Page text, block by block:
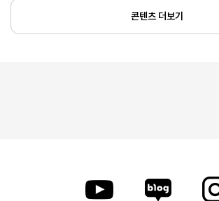
콘텐츠 더보기